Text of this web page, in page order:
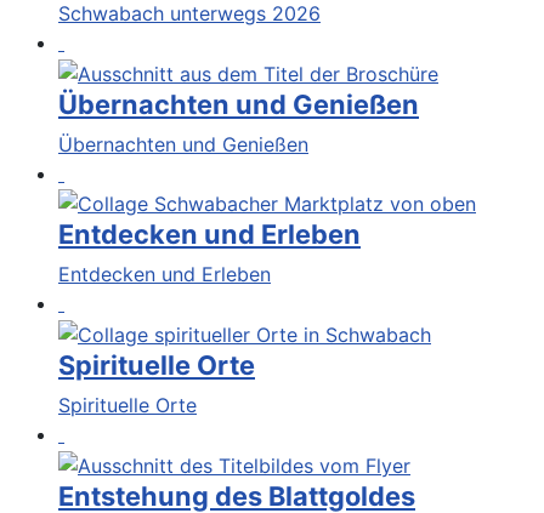
Schwabach unterwegs 2026
Übernachten und Genießen
Übernachten und Genießen
Entdecken und Erleben
Entdecken und Erleben
Spirituelle Orte
Spirituelle Orte
Entstehung des Blattgoldes